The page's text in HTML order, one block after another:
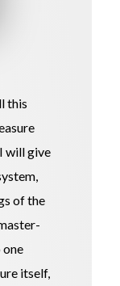
this
will give
of the
one
itself,